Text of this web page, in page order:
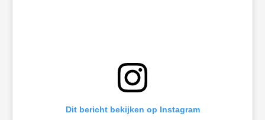
Dit bericht bekijken op Instagram